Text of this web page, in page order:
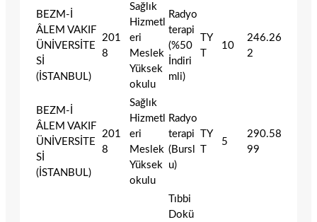
BEZM-İ
ÂLEM VAKIF
ÜNİVERSİTE
Sİ
(İSTANBUL)
201
8
Sağlık
Hizmetl
eri
Meslek
Yüksek
okulu
Radyo
terapi
(%50
İndiri
mli)
TY
T
10
246.26
2
BEZM-İ
ÂLEM VAKIF
ÜNİVERSİTE
Sİ
(İSTANBUL)
201
8
Sağlık
Hizmetl
eri
Meslek
Yüksek
okulu
Radyo
terapi
(Bursl
u)
TY
T
5
290.58
99
Tıbbi
Dokü